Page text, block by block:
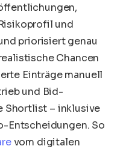
und
priorisiert genau
Chancen
Einträge manuell
und Bid-
Shortlist – inklusive
Entscheidungen. So
vom digitalen